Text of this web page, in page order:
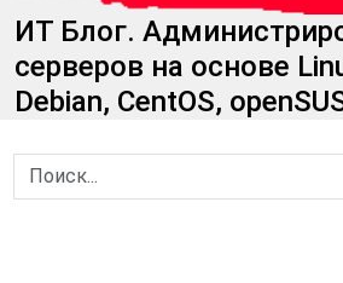
ИТ Блог.
серверов на основе
Debian, CentOS,